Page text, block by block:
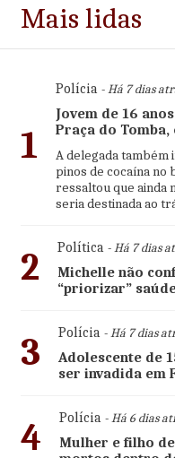
Mais lidas
1
Polícia- Há 7 dias
Jovem de 16
Praça do Tomba,
A delegada
pinos de cocaína no
ressaltou que ainda
seria destinada ao
2 Política- Há 7 dias
Michelle não
“priorizar”
3 Polícia- Há 7 dias
Adolescente de
ser invadida em
4 Polícia- Há 6 dias
Mulher e filho